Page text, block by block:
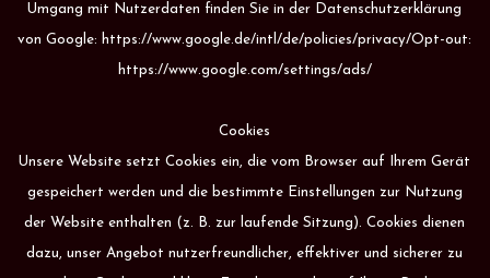
Umgang mit Nutzerdaten finden Sie in der Datenschutzerklärung
von Google: https://www.google.de/intl/de/policies/privacy/Opt-out:
https://www.google.com/settings/ads/
Cookies
Unsere Website setzt Cookies ein, die vom Browser auf Ihrem Gerät
gespeichert werden und die bestimmte Einstellungen zur Nutzung
der Website enthalten (z. B. zur laufende Sitzung). Cookies dienen
dazu, unser Angebot nutzerfreundlicher, effektiver und sicherer zu